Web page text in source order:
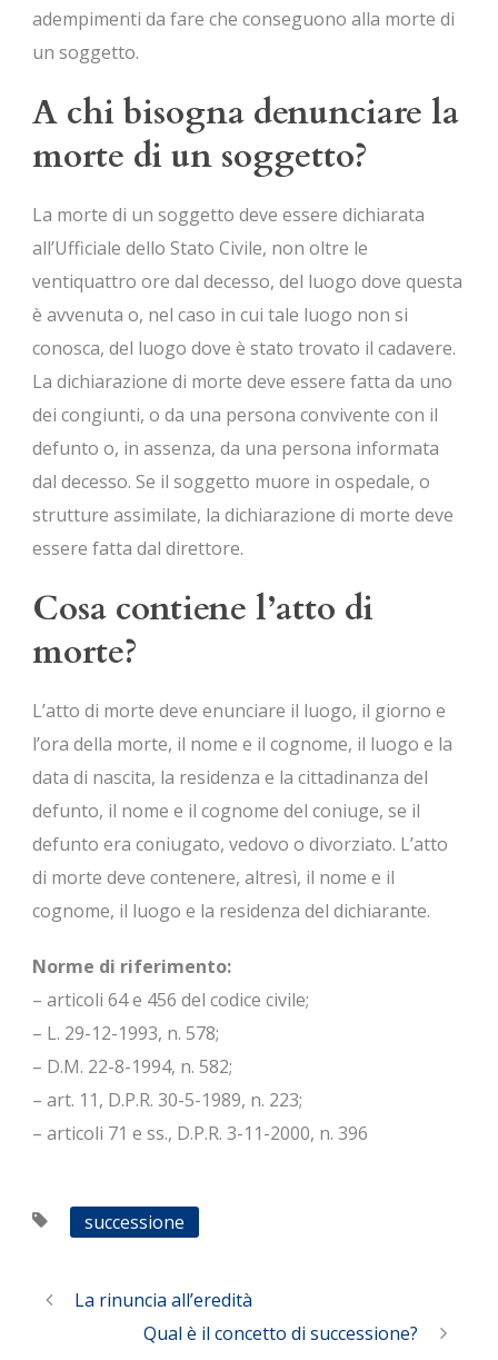
adempimenti da fare che conseguono alla morte di
un soggetto.
A chi bisogna denunciare la
morte di un soggetto?
La morte di un soggetto deve essere dichiarata
all’Ufficiale dello Stato Civile, non oltre le
ventiquattro ore dal decesso, del luogo dove questa
è avvenuta o, nel caso in cui tale luogo non si
conosca, del luogo dove è stato trovato il cadavere.
La dichiarazione di morte deve essere fatta da uno
dei congiunti, o da una persona convivente con il
defunto o, in assenza, da una persona informata
dal decesso. Se il soggetto muore in ospedale, o
strutture assimilate, la dichiarazione di morte deve
essere fatta dal direttore.
Cosa contiene l’atto di
morte?
L’atto di morte deve enunciare il luogo, il giorno e
l’ora della morte, il nome e il cognome, il luogo e la
data di nascita, la residenza e la cittadinanza del
defunto, il nome e il cognome del coniuge, se il
defunto era coniugato, vedovo o divorziato. L’atto
di morte deve contenere, altresì, il nome e il
cognome, il luogo e la residenza del dichiarante.
Norme di riferimento:
– articoli 64 e 456 del codice civile;
– L. 29-12-1993, n. 578;
– D.M. 22-8-1994, n. 582;
– art. 11, D.P.R. 30-5-1989, n. 223;
– articoli 71 e ss., D.P.R. 3-11-2000, n. 396
successione
La rinuncia all’eredità
Qual è il concetto di successione?